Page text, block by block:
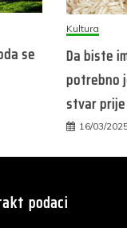
se
Kultura
Da biste
potrebno
stvar
16/03/
podaci